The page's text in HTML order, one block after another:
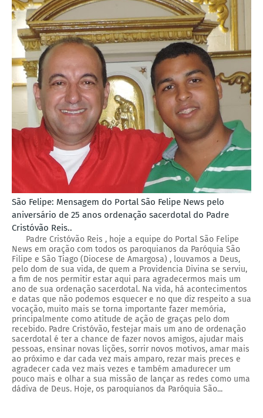
São Felipe: Mensagem do Portal São Felipe News pelo
aniversário de 25 anos ordenação sacerdotal do Padre
Cristóvão Reis..
Padre Cristóvão Reis , hoje a equipe do Portal São Felipe
News em oração com todos os paroquianos da Paróquia São
Filipe e São Tiago (Diocese de Amargosa) , louvamos a Deus,
pelo dom de sua vida, de quem a Providencia Divina se serviu,
a fim de nos permitir estar aqui para agradecermos mais um
ano de sua ordenação sacerdotal. Na vida, há acontecimentos
e datas que não podemos esquecer e no que diz respeito a sua
vocação, muito mais se torna importante fazer memória,
principalmente como atitude de ação de graças pelo dom
recebido. Padre Cristóvão, festejar mais um ano de ordenação
sacerdotal é ter a chance de fazer novos amigos, ajudar mais
pessoas, ensinar novas lições, sorrir novos motivos, amar mais
ao próximo e dar cada vez mais amparo, rezar mais preces e
agradecer cada vez mais vezes e também amadurecer um
pouco mais e olhar a sua missão de lançar as redes como uma
dádiva de Deus. Hoje, os paroquianos da Paróquia São...